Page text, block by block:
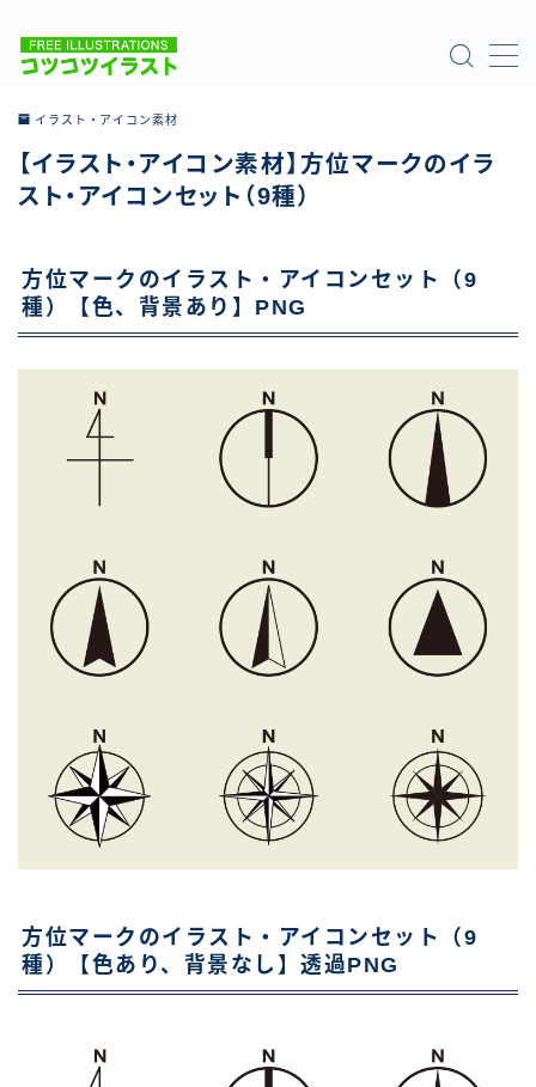
ホーム
お問い合わせ
イラスト・アイコン素材
【イラスト・アイコン素材】方位マークのイラ
スト・アイコンセット（9種）
方位マークのイラスト・アイコンセット（9
種）【色、背景あり】PNG
方位マークのイラスト・アイコンセット（9
種）【色あり、背景なし】透過PNG